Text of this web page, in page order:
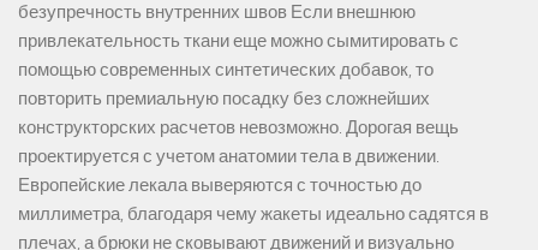
безупречность внутренних швов Если внешнюю
привлекательность ткани еще можно сымитировать с
помощью современных синтетических добавок, то
повторить премиальную посадку без сложнейших
конструкторских расчетов невозможно. Дорогая вещь
проектируется с учетом анатомии тела в движении.
Европейские лекала выверяются с точностью до
миллиметра, благодаря чему жакеты идеально садятся в
плечах, а брюки не сковывают движений и визуально